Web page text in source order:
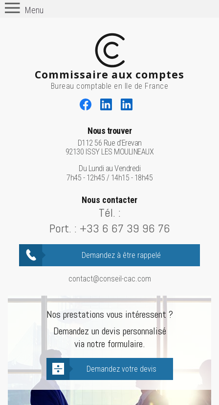
Menu
Commissaire aux comptes
Bureau comptable en Ile de France
Nous trouver
D112 56 Rue d'Erevan
92130 ISSY LES MOULINEAUX
Du Lundi au Vendredi
7h45 - 12h45 / 14h15 - 18h45
Nous contacter
Tél. :
Port. : +33 6 67 39 96 76
Demandez à être rappelé
contact@conseil-cac.com
Nos prestations vous intéressent ?
Demandez un devis personnalisé
via notre formulaire.
Demandez votre devis